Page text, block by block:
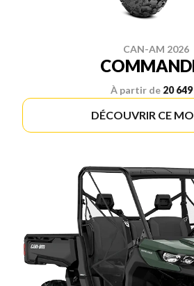
CAN-AM 2026
À partir de 20
DÉCOUVRIR CE